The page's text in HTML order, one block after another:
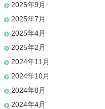
2025年9月
2025年7月
2025年4月
2025年2月
2024年11月
2024年10月
2024年8月
2024年4月